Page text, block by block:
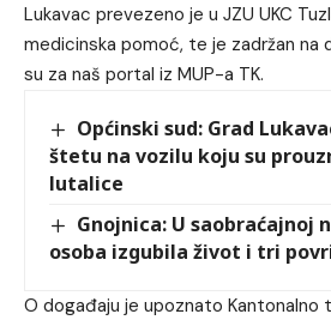
Lukavac prevezeno je u JZU UKC
medicinska pomoć, te je zadržan na
su za naš portal iz MUP-a TK.
Općinski sud: Grad
štetu na vozilu koju su
lutalice
Gnojnica: U saobraćajnoj
osoba izgubila život i tri
O događaju je upoznato Kantonalno